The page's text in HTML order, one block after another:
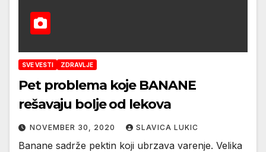
SVE VESTI ZDRAVLJE
Pet problema koje BANANE
rešavaju bolje od lekova
NOVEMBER 30, 2020 SLAVICA LUKIC
Banane sadrže pektin koji ubrzava varenje. Velika